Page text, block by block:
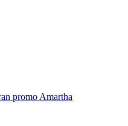
promo Amartha